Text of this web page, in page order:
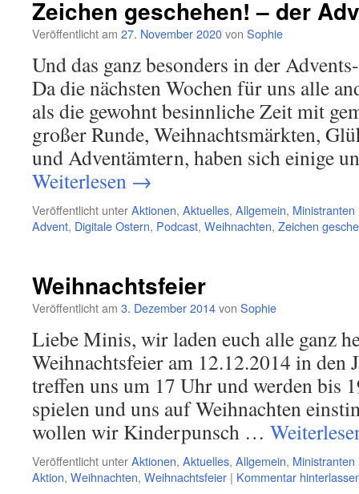
Zeichen geschehen! – der
Veröffentlicht am 27. November 2020von Sophie
Und das ganz besonders in der
Da die nächsten Wochen für uns alle
als die gewohnt besinnliche Zeit mit
großer Runde, Weihnachtsmärkten,
und Adventämtern, haben sich einige
Weiterlesen →
Veröffentlicht unterAktionen, Aktuelles, Allgemein, Ministranten
Advent, Digitale Ostern, Podcast, Weihnachten, Zeichen
Weihnachtsfeier
Veröffentlicht am 3. Dezember 2014von Sophie
Liebe Minis, wir laden euch alle ganz
Weihnachtsfeier am 12.12.2014 in den
treffen uns um 17 Uhr und werden bis
spielen und uns auf Weihnachten
wollen wir Kinderpunsch …
Veröffentlicht unterAktionen, Aktuelles, Allgemein, Ministranten
Aktion, Weihnachten, Weihnachtsfeier | Kommentar